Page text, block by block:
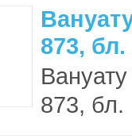
873, бл.
873, бл.